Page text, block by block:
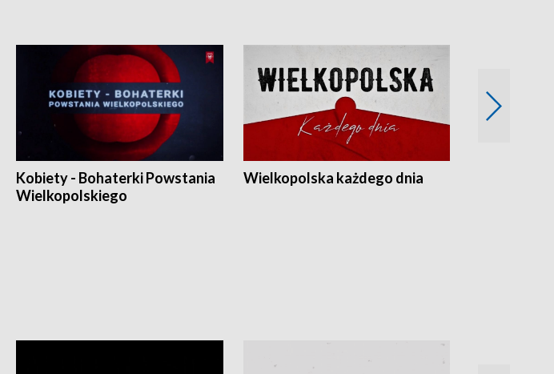
Kobiety - Bohaterki Powstania
Wielkopolskiego
Wielkopolska każdego dnia